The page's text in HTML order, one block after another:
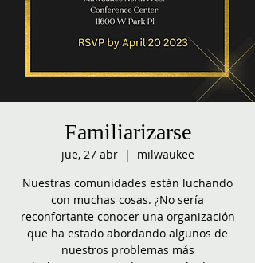
Familiarizarse
jue, 27 abr
  |
milwaukee
Nuestras comunidades están luchando
con muchas cosas. ¿No sería
reconfortante conocer una organización
que ha estado abordando algunos de
nuestros problemas más